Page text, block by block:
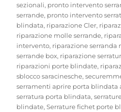
sezionali, pronto intervento
serrande, pronto intervento
blindata, riparazione Cler,
riparazione molle serrande,
intervento, riparazione serranda
serrande box, riparazione
riparazioni porte blindate,
sblocco saracinesche,
serramenti aprire porta blindata
serratura porta blindata,
blindate,Serrature fichet porte